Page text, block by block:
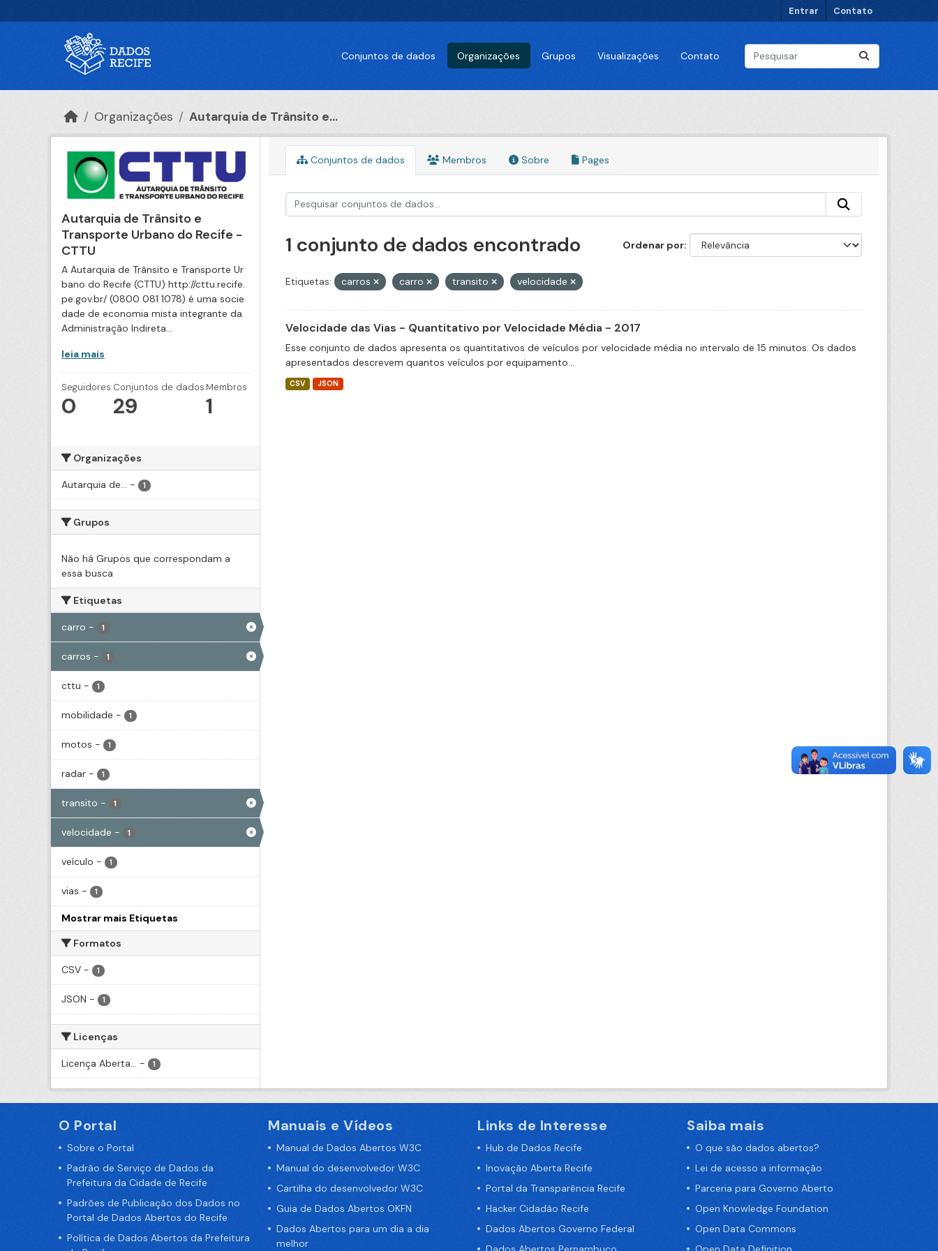
Entrar Contato
Conjuntos de dados Organizações Grupos Visualizações Contato
Organizações Autarquia de Trânsito e...
Autarquia de Trânsito e
Transporte Urbano do Recife -
CTTU
A Autarquia de Trânsito e Transporte Ur
bano do Recife (CTTU) http://cttu.recife.
pe.gov.br/ (0800 081 1078) é uma socie
dade de economia mista integrante da
Administração Indireta...
leia mais
Seguidores
0
Conjuntos de dados
29
Membros
1
Organizações
Autarquia de... - 1
Grupos
Não há Grupos que correspondam a
essa busca
Etiquetas
carro - 1
carros - 1
cttu - 1
mobilidade - 1
motos - 1
radar - 1
transito - 1
velocidade - 1
veículo - 1
vias - 1
Mostrar mais Etiquetas
Formatos
CSV - 1
JSON - 1
Licenças
Licença Aberta... - 1
Conjuntos de dados Membros Sobre Pages
Ordenar por
1 conjunto de dados encontrado
Etiquetas: carros carro transito velocidade
Velocidade das Vias - Quantitativo por Velocidade Média - 2017
Esse conjunto de dados apresenta os quantitativos de veículos por velocidade média no intervalo de 15 minutos. Os dados
apresentados descrevem quantos veículos por equipamento...
CSV JSON
O Portal
Sobre o Portal
Padrão de Serviço de Dados da
Prefeitura da Cidade de Recife
Padrões de Publicação dos Dados no
Portal de Dados Abertos do Recife
Política de Dados Abertos da Prefeitura
Manuais e Vídeos
Manual de Dados Abertos W3C
Manual do desenvolvedor W3C
Cartilha do desenvolvedor W3C
Guia de Dados Abertos OKFN
Dados Abertos para um dia a dia
melhor
Links de Interesse
Hub de Dados Recife
Inovação Aberta Recife
Portal da Transparência Recife
Hacker Cidadão Recife
Dados Abertos Governo Federal
Saiba mais
O que são dados abertos?
Lei de acesso a informação
Parceria para Governo Aberto
Open Knowledge Foundation
Open Data Commons